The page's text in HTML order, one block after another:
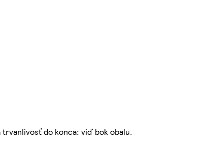
do konca: viď bok obalu.